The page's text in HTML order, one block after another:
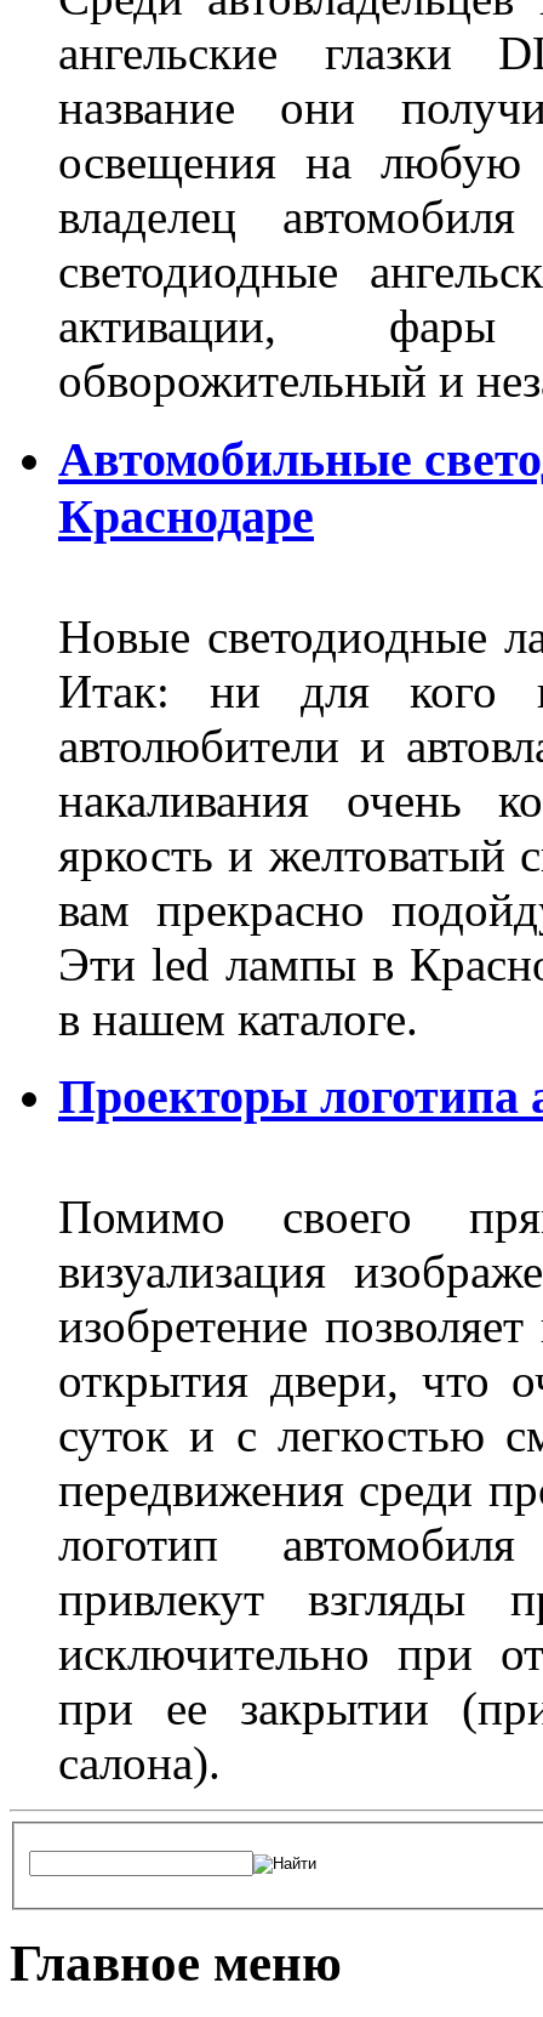
ангельские глазки
название они
освещения на любую
владелец
светодиодные
активации, фары
обворожительный и
Автомобильные
Краснодаре
Новые светодиодные
Итак: ни для кого
автолюбители и
накаливания очень
яркость и желтоватый
вам прекрасно
Эти led лампы в
в нашем каталоге.
Проекторы логотипа
Помимо своего
визуализация
изобретение
открытия двери, что
суток и с легкостью
передвижения среди
логотип
привлекут взгляды
исключительно при
при ее закрытии
салона).
Главное меню